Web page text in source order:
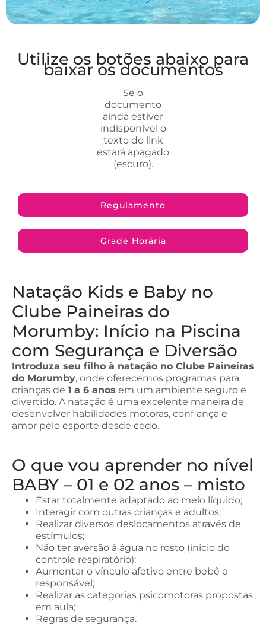
Utilize os botões abaixo para
baixar os documentos
Se o
documento
ainda estiver
indisponível o
texto do link
estará apagado
(escuro).
Regulamento
Grade Horária
Natação Kids e Baby no
Clube Paineiras do
Morumby: Início na Piscina
com Segurança e Diversão
Introduza seu filho à natação no Clube Paineiras
do Morumby, onde oferecemos programas para
crianças de 1 a 6 anos em um ambiente seguro e
divertido. A natação é uma excelente maneira de
desenvolver habilidades motoras, confiança e
amor pelo esporte desde cedo.
O que vou aprender no nível
BABY – 01 e 02 anos – misto
Estar totalmente adaptado ao meio líquido;
Interagir com outras crianças e adultos;
Realizar diversos deslocamentos através de
estímulos;
Não ter aversão à água no rosto (início do
controle respiratório);
Aumentar o vínculo afetivo entre bebê e
responsável;
Realizar as categorias psicomotoras propostas
em aula;
Regras de segurança.